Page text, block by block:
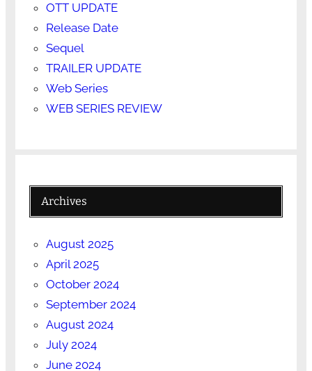
OTT UPDATE
Release Date
Sequel
TRAILER UPDATE
Web Series
WEB SERIES REVIEW
Archives
August 2025
April 2025
October 2024
September 2024
August 2024
July 2024
June 2024